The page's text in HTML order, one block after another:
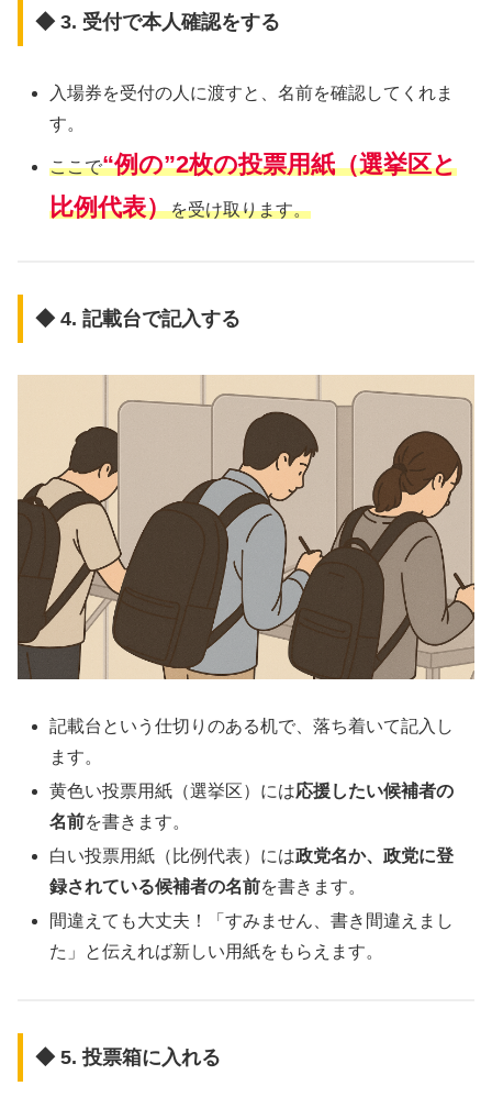
◆ 3. 受付で本人確認をする
入場券を受付の人に渡すと、名前を確認してくれま
す。
ここで“例の”2枚の投票用紙（選挙区と
比例代表）を受け取ります。
◆ 4. 記載台で記入する
記載台という仕切りのある机で、落ち着いて記入し
ます。
黄色い投票用紙（選挙区）には応援したい候補者の
名前を書きます。
白い投票用紙（比例代表）には政党名か、政党に登
録されている候補者の名前を書きます。
間違えても大丈夫！「すみません、書き間違えまし
た」と伝えれば新しい用紙をもらえます。
◆ 5. 投票箱に入れる